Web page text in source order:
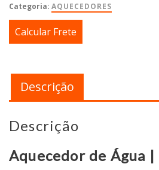
Categoria: AQUECEDORES
Calcular Frete
Descrição
Descrição
Aquecedor de Água